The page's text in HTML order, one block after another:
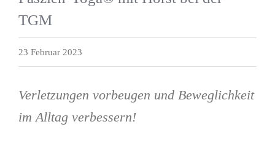
TGM
23 Februar 2023
Verletzungen vorbeugen und Beweglichkeit
im Alltag verbessern!